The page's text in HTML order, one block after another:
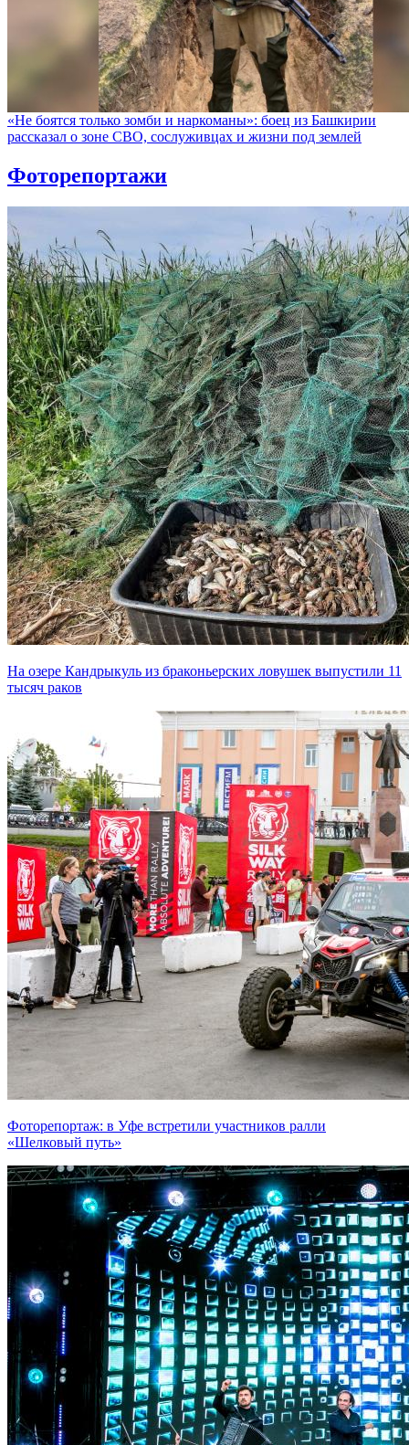
«Не боятся только зомби и наркоманы»: боец из Башкирии
рассказал о зоне СВО, сослуживцах и жизни под землей
Фоторепортажи
На озере Кандрыкуль из браконьерских ловушек выпустили 11
тысяч раков
Фоторепортаж: в Уфе встретили участников ралли
«Шелковый путь»